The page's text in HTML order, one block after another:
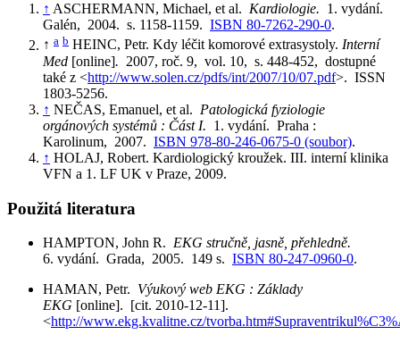
↑ ASCHERMANN, Michael, et al. Kardiologie. 1. vydání.
Galén, 2004. s. 1158-1159. ISBN 80-7262-290-0.
↑ a b HEINC, Petr. Kdy léčit komorové extrasystoly. Interní
Med [online]. 2007, roč. 9, vol. 10, s. 448-452, dostupné
také z <http://www.solen.cz/pdfs/int/2007/10/07.pdf>. ISSN
1803-5256.
↑ NEČAS, Emanuel, et al. Patologická fyziologie
orgánových systémů : Část I. 1. vydání. Praha :
Karolinum, 2007. ISBN 978-80-246-0675-0 (soubor).
↑ HOLAJ, Robert. Kardiologický kroužek. III. interní klinika
VFN a 1. LF UK v Praze, 2009.
Použitá literatura
HAMPTON, John R. EKG stručně, jasně, přehledně.
6. vydání. Grada, 2005. 149 s. ISBN 80-247-0960-0.
HAMAN, Petr. Výukový web EKG : Základy
EKG [online]. [cit. 2010-12-11].
<http://www.ekg.kvalitne.cz/